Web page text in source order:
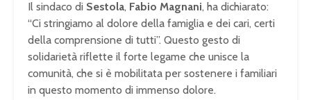
Il sindaco di Sestola, Fabio Magnani, ha dichiarato:
“Ci stringiamo al dolore della famiglia e dei cari, certi
della comprensione di tutti”. Questo gesto di
solidarietà riflette il forte legame che unisce la
comunità, che si è mobilitata per sostenere i familiari
in questo momento di immenso dolore.